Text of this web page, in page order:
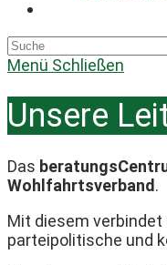
search
Menü Schließen
Unsere
Das
Wohlfahrtsverband.
Mit diesem
parteipolitische und